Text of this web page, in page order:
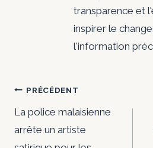
transparence et
inspirer le
l'information
Navigation
de
PRÉCÉDENT
La police malaisienne
arrête un artiste